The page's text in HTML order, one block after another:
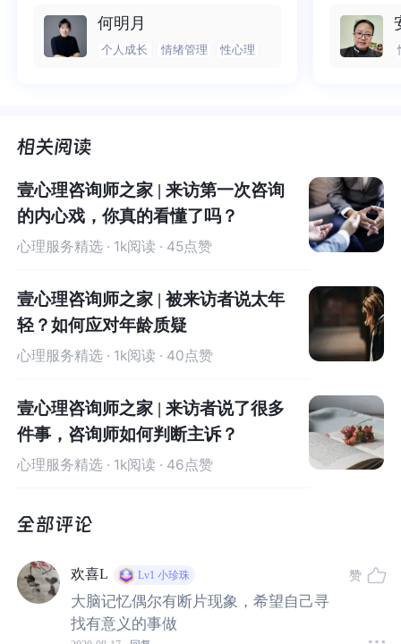
动过程中发生在记忆、注意和行为方面的微妙和相对常见
的失误。认知失败不仅对学习效率、睡眠质量和心理和谐
其次，“无聊”，这个词我们日常用的很频繁，它在心理学上
是指个体面对贫乏的外部刺激和内部刺激时，无法体验充
分的需求满足，所以感受到的无趣、空虚、无助等不预约
的复合情绪体验。说来说去，其实就是我们日常理解的无
无聊会分为两种：一种是状态无聊
特定时刻或短时
间的无聊感。另一种是 特质无聊
相对持久的人格特征
是，骨子里有些特质，使这个人很容易感到无聊。无聊特
质又称为无聊倾向，这样一说可能更好理解一些。
俗的解释，如果理解不了，就当做是
一切准备就绪，我们来说说相关的研究。
来，觉得不必再踽踽独行，也不必
再困于桎梏，更不必觉得这半生所
前行。
不必再踽踽独行，也不必再困于桎
梏，更不必觉得这半生所积，靡有
行。
何明月
个人成长 情绪管理 性心理
我喘不
逐渐释
气的情
然。感
壹心理咨询师之家 | 来访第一次咨询
的内心戏，你真的看懂了吗？
心理服务精选 · 1k阅读 · 45点赞
壹心理咨询师之家 | 被来访者说太年
轻？如何应对年龄质疑
心理服务精选 · 1k阅读 · 40点赞
壹心理咨询师之家 | 来访者说了很多
件事，咨询师如何判断主诉？
心理服务精选 · 1k阅读 · 46点赞
欢喜L Lv1 小珍珠
大脑记忆偶尔有断片现象，希望自己寻
找有意义的事做
赞